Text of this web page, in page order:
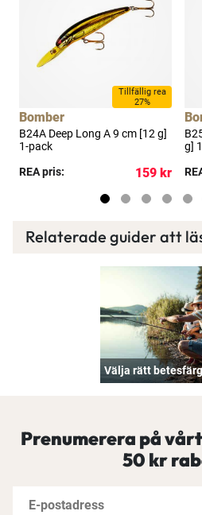
Tillfällig rea
27%
Bomber
B24A Deep Long A 9 cm [12 g]
1-pack
REA pris:
159 kr
g]
Relaterade guider att
Välja rätt
Prenumerera på
50 kr